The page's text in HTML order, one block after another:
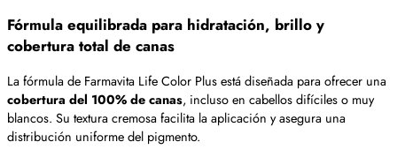
Fórmula equilibrada para hidratación, brillo y
cobertura total de canas
La fórmula de Farmavita Life Color Plus está diseñada para ofrecer una
cobertura del 100% de canas, incluso en cabellos difíciles o muy
blancos. Su textura cremosa facilita la aplicación y asegura una
distribución uniforme del pigmento.